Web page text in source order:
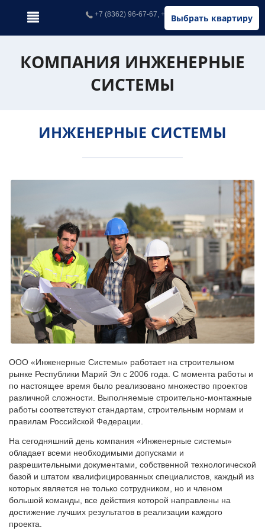
Выбрать квартиру
+7 (8362) 96-67-67, +7 (902) 326-67-67
КОМПАНИЯ ИНЖЕНЕРНЫЕ
СИСТЕМЫ
ИНЖЕНЕРНЫЕ СИСТЕМЫ
ООО «Инженерные Системы» работает на строительном
рынке Республики Марий Эл с 2006 года. С момента работы и
по настоящее время было реализовано множество проектов
различной сложности. Выполняемые строительно-монтажные
работы соответствуют стандартам, строительным нормам и
правилам Российской Федерации.
На сегодняшний день компания «Инженерные системы»
обладает всеми необходимыми допусками и
разрешительными документами, собственной технологической
базой и штатом квалифицированных специалистов, каждый из
которых является не только сотрудником, но и членом
большой команды, все действия которой направлены на
достижение лучших результатов в реализации каждого
проекта.